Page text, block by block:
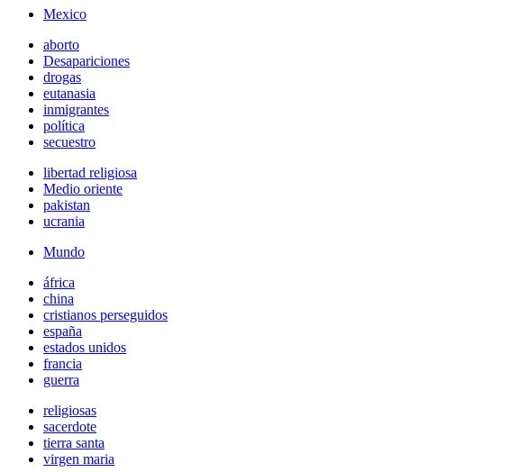
Mexico
aborto
Desapariciones
drogas
eutanasia
inmigrantes
política
secuestro
libertad religiosa
Medio oriente
pakistan
ucrania
Mundo
áfrica
china
cristianos perseguidos
españa
estados unidos
francia
guerra
religiosas
sacerdote
tierra santa
virgen maria